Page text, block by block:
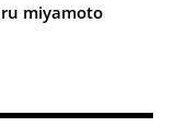
miyamoto